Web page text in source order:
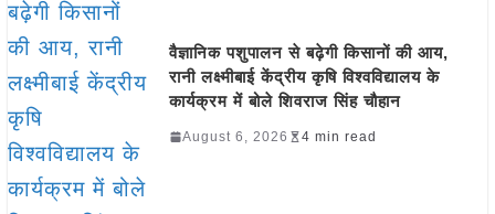
वैज्ञानिक पशुपालन से बढ़ेगी किसानों की आय,
रानी लक्ष्मीबाई केंद्रीय कृषि विश्वविद्यालय के
कार्यक्रम में बोले शिवराज सिंह चौहान
August 6, 2026 4 min read